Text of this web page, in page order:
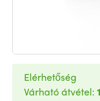
Elérhetőség
Várható átvétel: